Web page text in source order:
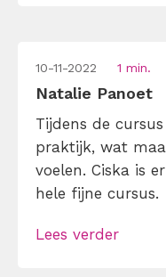
10-11-2022 1 min.
Natalie Panoet
Tijdens de
praktijk, wat
voelen. Ciska is
hele fijne cursus.
Lees verder